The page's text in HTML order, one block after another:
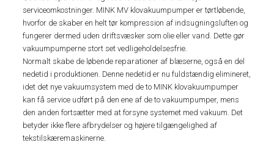
serviceomkostninger. MINK MV klovakuumpumper er tørtløbende,
hvorfor de skaber en helt tør kompression af indsugningsluften og
fungerer dermed uden driftsvæsker som olie eller vand. Dette gør
vakuumpumperne stort set vedligeholdelsesfrie.
Normalt skabe de løbende reparationer af blæserne, også en del
nedetid i produktionen. Denne nedetid er nu fuldstændig elimineret,
idet det nye vakuumsystem med de to MINK klovakuumpumper
kan få service udført på den ene af de to vakuumpumper, mens
den anden fortsætter med at forsyne systemet med vakuum. Det
betyder ikke flere afbrydelser og højere tilgængelighed af
tekstilskæremaskinerne.